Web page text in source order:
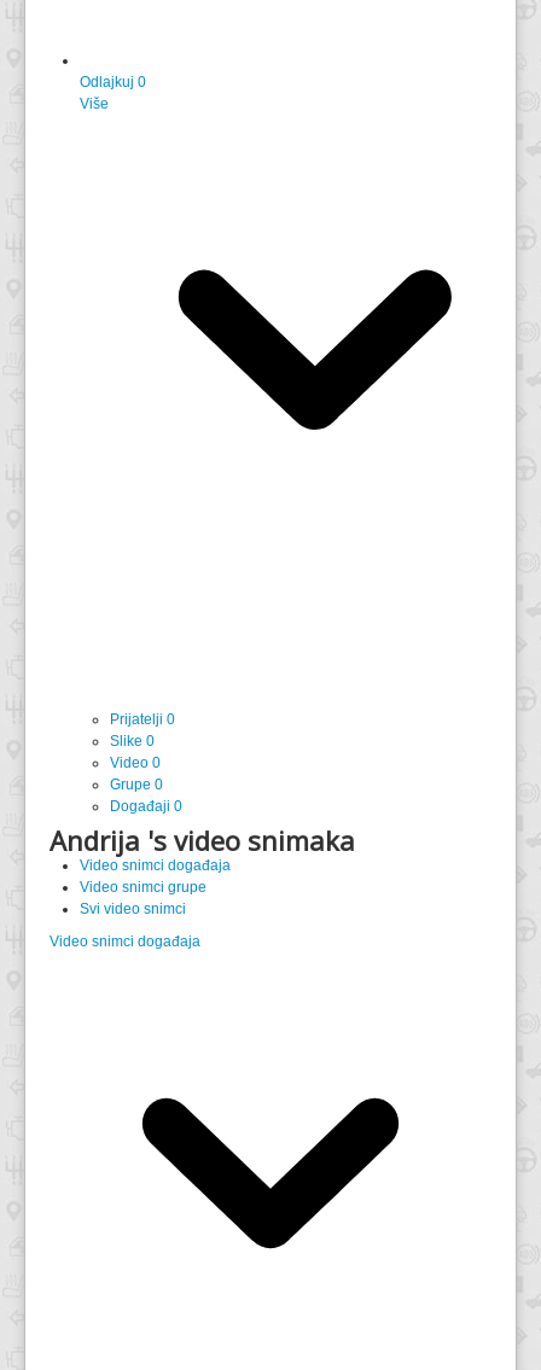
Odlajkuj 0
Više
Prijatelji 0
Slike 0
Video 0
Grupe 0
Događaji 0
Andrija 's video snimaka
Video snimci događaja
Video snimci grupe
Svi video snimci
Video snimci događaja